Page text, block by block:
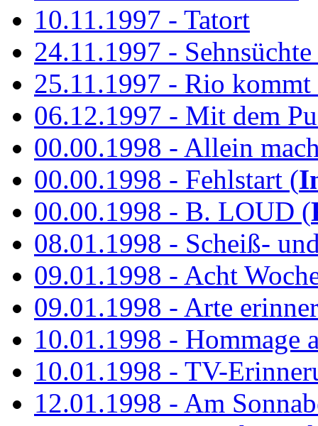
10.11.1997 - Tatort
24.11.1997 -
25.11.1997 - Rio kommt
06.12.1997 - Mit dem
00.00.1998 - Allein
00.00.1998 - Fehlstart (
00.00.1998 - B. LOUD (
08.01.1998 - Scheiß-
09.01.1998 - Acht
09.01.1998 - Arte
10.01.1998 - Hommage
10.01.1998 - TV-
12.01.1998 - Am